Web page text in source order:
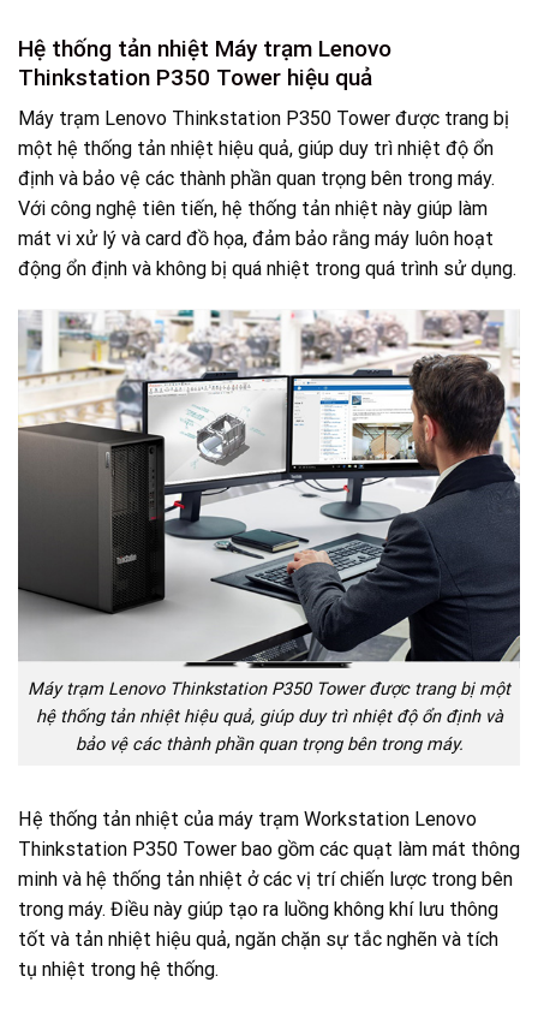
Hệ thống tản nhiệt Máy trạm Lenovo
Thinkstation P350 Tower hiệu quả
Máy trạm Lenovo Thinkstation P350 Tower được trang bị
một hệ thống tản nhiệt hiệu quả, giúp duy trì nhiệt độ ổn
định và bảo vệ các thành phần quan trọng bên trong máy.
Với công nghệ tiên tiến, hệ thống tản nhiệt này giúp làm
mát vi xử lý và card đồ họa, đảm bảo rằng máy luôn hoạt
động ổn định và không bị quá nhiệt trong quá trình sử dụng.
Máy trạm Lenovo Thinkstation P350 Tower được trang bị một
hệ thống tản nhiệt hiệu quả, giúp duy trì nhiệt độ ổn định và
bảo vệ các thành phần quan trọng bên trong máy.
Hệ thống tản nhiệt của máy trạm Workstation Lenovo
Thinkstation P350 Tower bao gồm các quạt làm mát thông
minh và hệ thống tản nhiệt ở các vị trí chiến lược trong bên
trong máy. Điều này giúp tạo ra luồng không khí lưu thông
tốt và tản nhiệt hiệu quả, ngăn chặn sự tắc nghẽn và tích
tụ nhiệt trong hệ thống.